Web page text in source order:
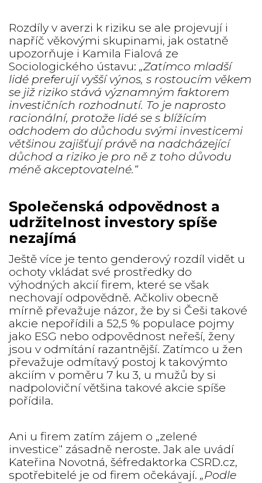
Rozdíly v averzi k riziku se ale projevují i
napříč věkovými skupinami, jak ostatně
upozorňuje i Kamila Fialová ze
Sociologického ústavu: „Zatímco mladší
lidé preferují vyšší výnos, s rostoucím věkem
se již riziko stává významným faktorem
investičních rozhodnutí. To je naprosto
racionální, protože lidé se s blížícím
odchodem do důchodu svými investicemi
většinou zajišťují právě na nadcházející
důchod a riziko je pro ně z toho důvodu
méně akceptovatelné.“
Společenská odpovědnost a
udržitelnost investory spíše
nezajímá
Ještě více je tento genderový rozdíl vidět u
ochoty vkládat své prostředky do
výhodných akcií firem, které se však
nechovají odpovědně. Ačkoliv obecně
mírně převažuje názor, že by si Češi takové
akcie nepořídili a 52,5 % populace pojmy
jako ESG nebo odpovědnost neřeší, ženy
jsou v odmítání razantnější. Zatímco u žen
převažuje odmítavý postoj k takovýmto
akciím v poměru 7 ku 3, u mužů by si
nadpoloviční většina takové akcie spíše
pořídila.
Ani u firem zatím zájem o „zelené
investice“ zásadně neroste. Jak ale uvádí
Kateřina Novotná, šéfredaktorka CSRD.cz,
spotřebitelé je od firem očekávají.„Podle